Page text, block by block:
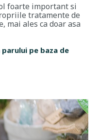
foarte important si
tratamente de
mai ales ca doar asa
pe baza de